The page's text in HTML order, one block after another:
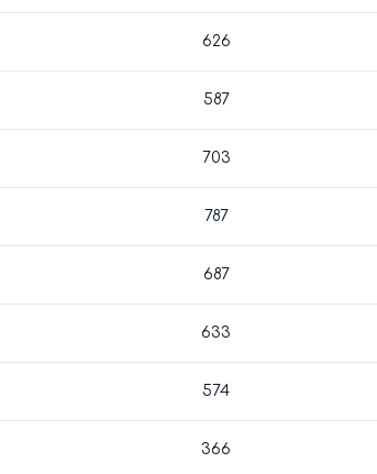
626
587
703
787
687
633
574
366